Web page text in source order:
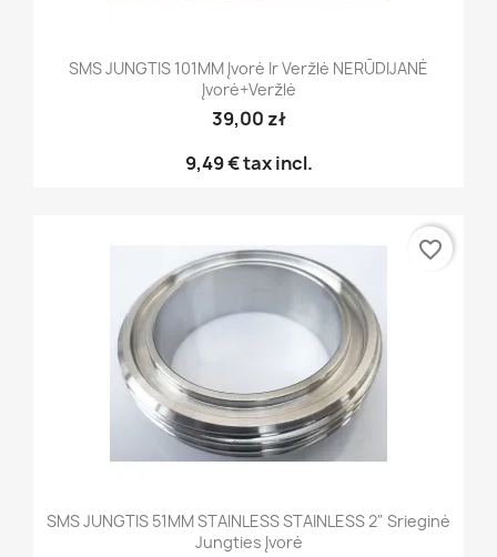
SMS JUNGTIS 101MM Įvorė Ir Veržlė NERŪDIJANĖ
Įvorė+veržlė
39,00 zł
9,49 €tax incl.
SMS JUNGTIS 51MM STAINLESS STAINLESS 2" Srieginė
Jungties Įvorė
favorite_border